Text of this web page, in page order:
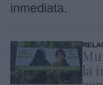
inmediata.
la